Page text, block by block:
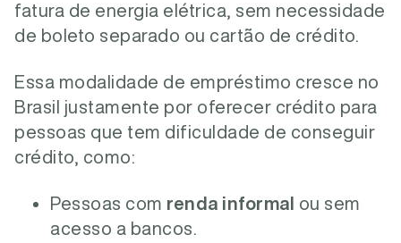
fatura de energia elétrica, sem necessidade
de boleto separado ou cartão de crédito.
Essa modalidade de empréstimo cresce no
Brasil justamente por oferecer crédito para
pessoas que tem dificuldade de conseguir
crédito, como:
Pessoas com renda informal ou sem
acesso a bancos.